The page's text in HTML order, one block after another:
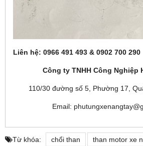
Liên hệ: 0966 491 493 & 0902 700 290
Công ty TNHH Công Nghiệp
110/30 đường số 5, Phường 17,
Email:
Từ khóa: chổi than than motor xe